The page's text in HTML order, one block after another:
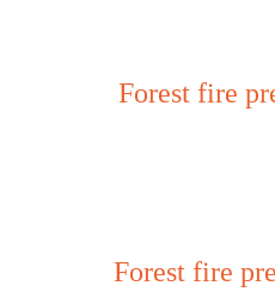
Forest fire
Forest fire